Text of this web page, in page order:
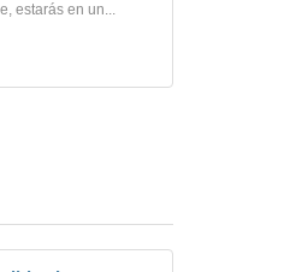
estarás en un...